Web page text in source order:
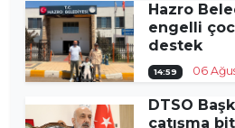
Hazro
engelli
destek
14:59 06
DTSO
çatışma